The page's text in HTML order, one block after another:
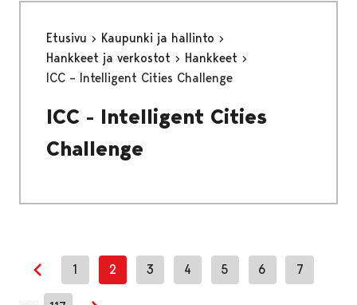
Etusivu
Kaupunki ja hallinto
Hankkeet ja verkostot
Hankkeet
ICC – Intelligent Cities Challenge
ICC - Intelligent Cities
Challenge
Edellinen sivu
1 2 3 4 5 6 7